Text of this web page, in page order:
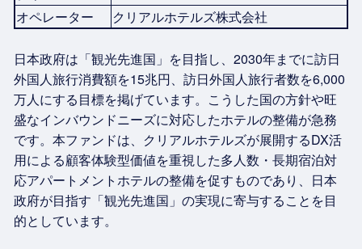
オペレーター
クリアルホテルズ株式会社
日本政府は「観光先進国」を目指し、2030年までに訪日
外国人旅行消費額を15兆円、訪日外国人旅行者数を6,000
万人にする目標を掲げています。こうした国の方針や旺
盛なインバウンドニーズに対応したホテルの整備が急務
です。本ファンドは、クリアルホテルズが展開するDX活
用による顧客体験型価値を重視した多人数・長期宿泊対
応アパートメントホテルの整備を促すものであり、日本
政府が目指す「観光先進国」の実現に寄与することを目
的としています。